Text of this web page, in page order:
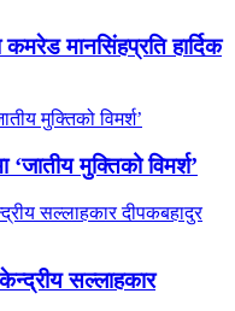
कमरेड मानसिंहप्रति हार्दिक
मुक्तिको विमर्श’
केन्द्रीय सल्लाहकार